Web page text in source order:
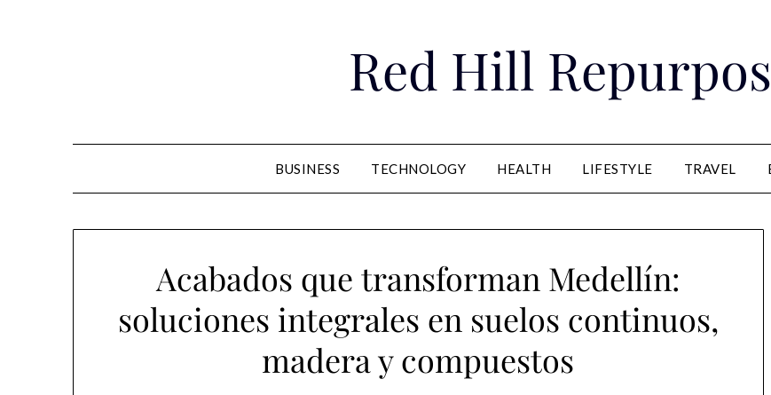
Red Hill
BUSINESS TECHNOLOGY HEALTH LIFESTYLE TRAVEL
Acabados que transforman Medellín:
soluciones integrales en suelos continuos,
madera y compuestos